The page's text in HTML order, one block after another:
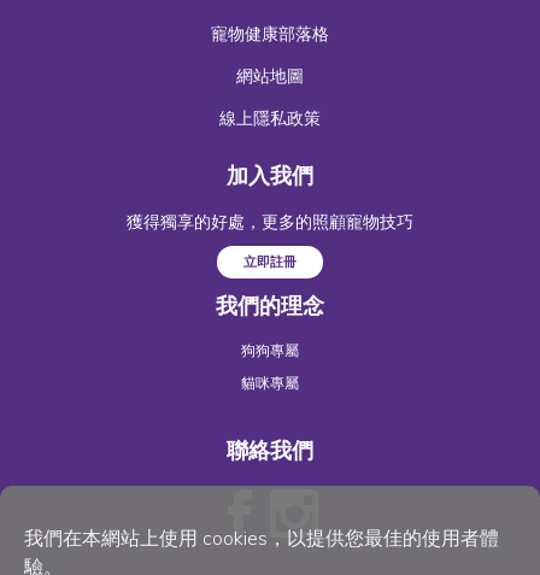
我們在本網站上使用 cookies，以提供您最佳的使用者體
驗。
寵物健康部落格
網站地圖
線上隱私政策
加入我們
獲得獨享的好處，更多的照顧寵物技巧
立即註冊
我們的理念
狗狗專屬
貓咪專屬
聯絡我們